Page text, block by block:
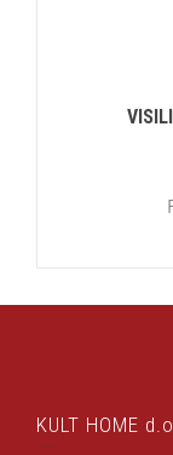
KULT HOME